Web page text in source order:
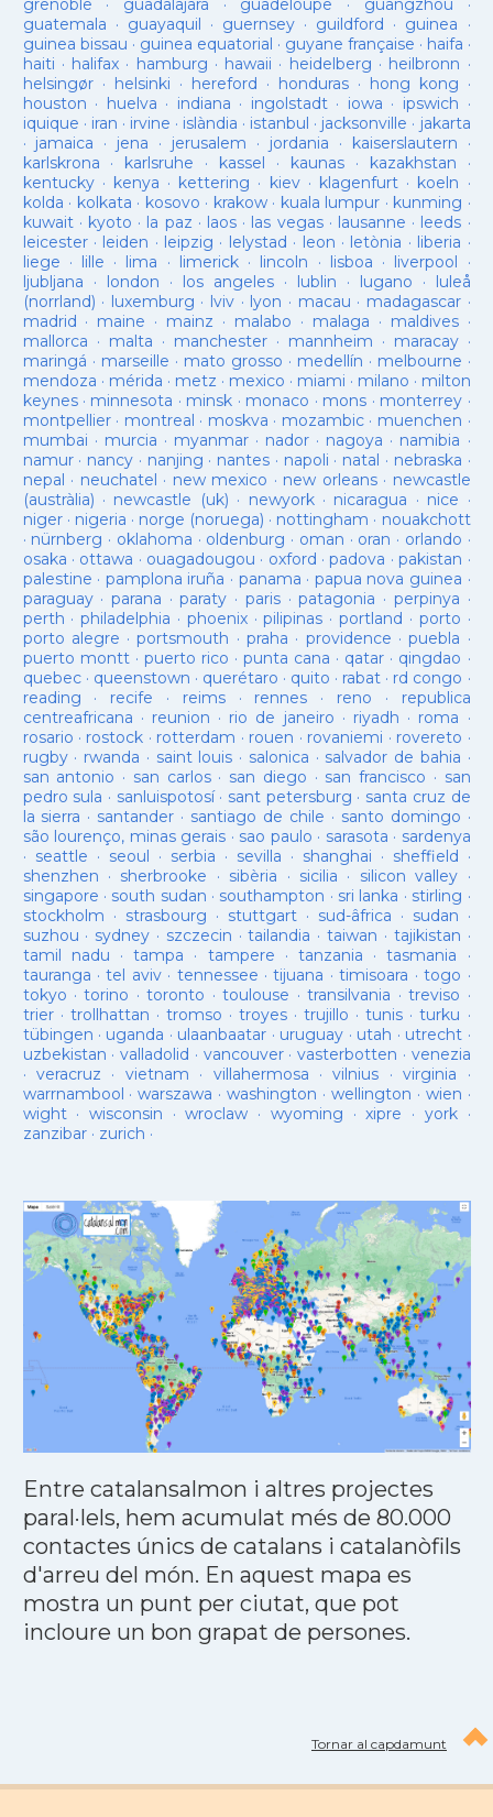
grenoble · guadalajara · guadeloupe · guangzhou ·
guatemala · guayaquil · guernsey· guildford · guinea ·
guinea bissau · guinea equatorial · guyane française · haifa ·
haiti · halifax · hamburg · hawaii · heidelberg · heilbronn ·
helsingør· helsinki · hereford · honduras· hong kong ·
houston · huelva · indiana · ingolstadt· iowa · ipswich ·
iquique · iran · irvine · islàndia · istanbul · jacksonville · jakarta
· jamaica · jena · jerusalem · jordania · kaiserslautern ·
karlskrona · karlsruhe · kassel · kaunas· kazakhstan ·
kentucky· kenya · kettering · kiev· klagenfurt · koeln ·
kolda · kolkata · kosovo · krakow· kuala lumpur · kunming ·
kuwait· kyoto · la paz · laos· las vegas· lausanne · leeds ·
leicester· leiden · leipzig · lelystad · leon · letònia · liberia ·
liege · lille · lima · limerick· lincoln · lisboa · liverpool ·
ljubljana · london · los angeles· lublin · lugano · luleå
(norrland) · luxemburg · lviv · lyon · macau · madagascar·
madrid · maine · mainz · malabo · malaga · maldives·
mallorca · malta · manchester· mannheim · maracay·
maringá · marseille · mato grosso · medellín · melbourne ·
mendoza · mérida · metz · mexico · miami · milano · milton
keynes· minnesota · minsk · monaco · mons · monterrey ·
montpellier· montreal · moskva · mozambic· muenchen ·
mumbai · murcia · myanmar· nador · nagoya · namibia ·
namur· nancy · nanjing · nantes · napoli · natal · nebraska ·
nepal · neuchatel · new mexico · new orleans· newcastle
(austràlia) · newcastle (uk) · newyork· nicaragua · nice ·
niger· nigeria · norge (noruega) · nottingham · nouakchott
· nürnberg · oklahoma · oldenburg · oman · oran · orlando ·
osaka · ottawa · ouagadougou · oxford ·padova ·pakistan ·
palestine · pamplona iruña · panama · papua nova guinea ·
paraguay· parana ·paraty · paris·patagonia · perpinya ·
perth ·philadelphia · phoenix·pilipinas ·portland · porto ·
porto alegre ·portsmouth ·praha · providence ·puebla ·
puerto montt· puerto rico ·punta cana · qatar · qingdao ·
quebec· queenstown · querétaro · quito · rabat · rd congo ·
reading · recife · reims· rennes · reno · republica
centreafricana · reunion · rio de janeiro · riyadh · roma ·
rosario · rostock · rotterdam · rouen · rovaniemi · rovereto ·
rugby· rwanda · saint louis · salonica · salvador de bahia ·
san antonio · san carlos· san diego · san francisco · san
pedro sula · sanluispotosí· sant petersburg · santa cruz de
la sierra · santander · santiago de chile · santo domingo ·
são lourenço, minas gerais · sao paulo · sarasota · sardenya
· seattle · seoul · serbia · sevilla · shanghai · sheffield ·
shenzhen · sherbrooke · sibèria · sicilia · silicon valley ·
singapore · south sudan · southampton · sri lanka · stirling ·
stockholm · strasbourg · stuttgart· sud-âfrica · sudan ·
suzhou · sydney · szczecin ·tailandia ·taiwan · tajikistan ·
tamil nadu ·tampa · tampere · tanzania ·tasmania ·
tauranga ·tel aviv· tennessee ·tijuana ·timisoara ·togo ·
tokyo ·torino ·toronto ·toulouse ·transilvania ·treviso ·
trier· trollhattan · tromso · troyes·trujillo ·tunis ·turku ·
tübingen · uganda · ulaanbaatar · uruguay · utah · utrecht ·
uzbekistan · valladolid · vancouver· vasterbotten · venezia
· veracruz · vietnam · villahermosa ·vilnius ·virginia ·
warrnambool ·warszawa ·washington · wellington · wien ·
wight· wisconsin ·wroclaw · wyoming ·xipre · york·
zanzibar· zurich ·
Entre catalansalmon i altres projectes
paral·lels, hem acumulat més de 80.000
contactes únics de catalans i catalanòfils
d'arreu del món. En aquest mapa es
mostra un punt per ciutat, que pot
incloure un bon grapat de persones.
Tornar al capdamunt